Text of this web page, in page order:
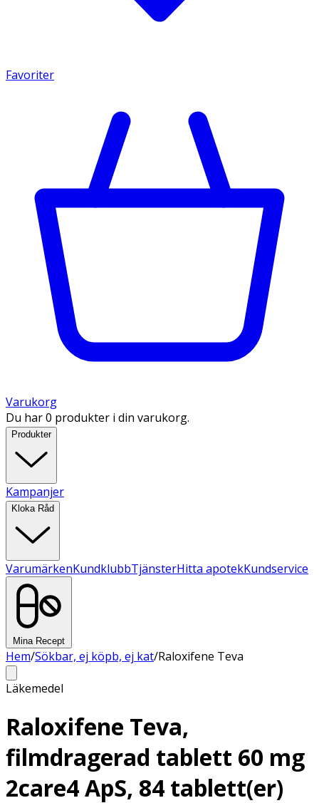
Favoriter
Varukorg
Du har 0 produkter i din varukorg.
Produkter
Kampanjer
Kloka Råd
VarumärkenKundklubbTjänsterHitta apotekKundservice
Mina Recept
Hem/Sökbar, ej köpb, ej kat/Raloxifene Teva
Läkemedel
Raloxifene Teva,
filmdragerad tablett 60 mg
2care4 ApS, 84 tablett(er)